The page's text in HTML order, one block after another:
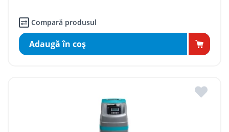
Compară produsul
Adaugă în coş